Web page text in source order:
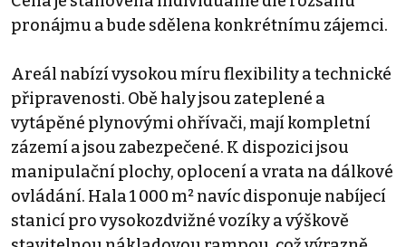
pronájmu a bude sdělena konkrétnímu zájemci.
Areál nabízí vysokou míru flexibility a technické
připravenosti. Obě haly jsou zateplené a
vytápěné plynovými ohřívači, mají kompletní
zázemí a jsou zabezpečené. K dispozici jsou
manipulační plochy, oplocení a vrata na dálkové
ovládání. Hala 1 000 m² navíc disponuje nabíjecí
stanicí pro vysokozdvižné vozíky a výškově